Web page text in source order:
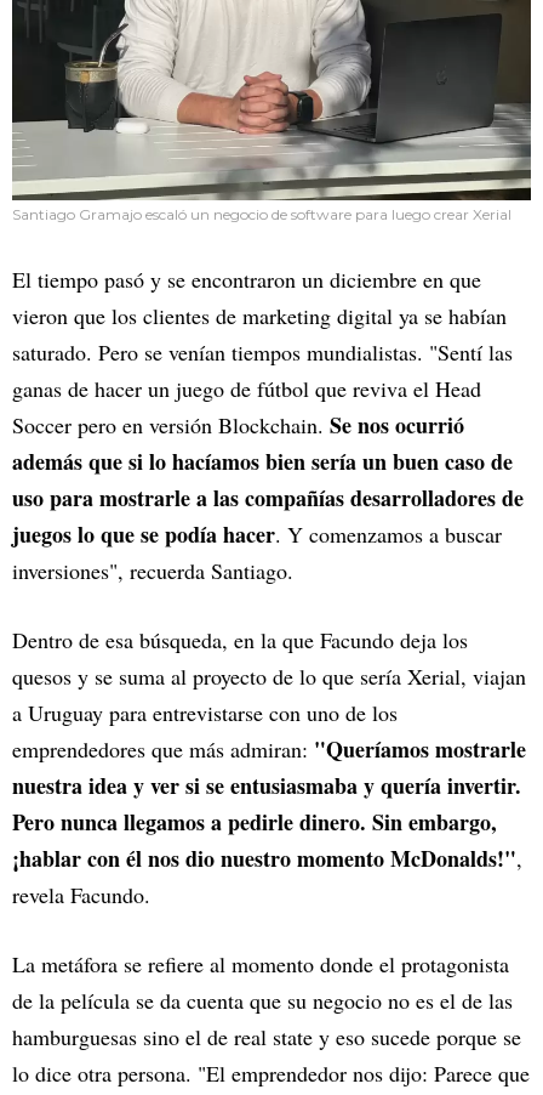
Santiago Gramajo escaló un negocio de software para luego crear Xerial
El tiempo pasó y se encontraron un diciembre en que
vieron que los clientes de marketing digital ya se habían
saturado. Pero se venían tiempos mundialistas. "Sentí las
ganas de hacer un juego de fútbol que reviva el Head
Soccer pero en versión Blockchain. Se nos ocurrió
además que si lo hacíamos bien sería un buen caso de
uso para mostrarle a las compañías desarrolladores de
juegos lo que se podía hacer. Y comenzamos a buscar
inversiones", recuerda Santiago.
Dentro de esa búsqueda, en la que Facundo deja los
quesos y se suma al proyecto de lo que sería Xerial, viajan
a Uruguay para entrevistarse con uno de los
emprendedores que más admiran: "Queríamos mostrarle
nuestra idea y ver si se entusiasmaba y quería invertir.
Pero nunca llegamos a pedirle dinero. Sin embargo,
¡hablar con él nos dio nuestro momento McDonalds!",
revela Facundo.
La metáfora se refiere al momento donde el protagonista
de la película se da cuenta que su negocio no es el de las
hamburguesas sino el de real state y eso sucede porque se
lo dice otra persona. "El emprendedor nos dijo: Parece que